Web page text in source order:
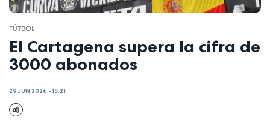
FÚTBOL
El Cartagena supera la cifra de
3000 abonados
29 JUN 2026 - 15:21